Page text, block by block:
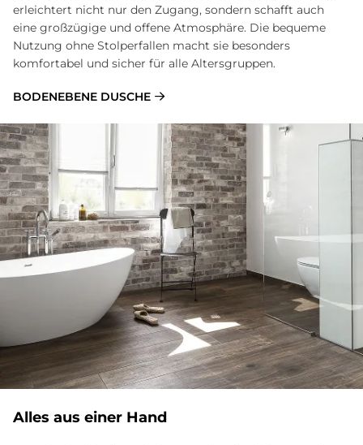
erleichtert nicht nur den Zugang, sondern schafft auch
eine großzügige und offene Atmosphäre. Die bequeme
Nutzung ohne Stolperfallen macht sie besonders
komfortabel und sicher für alle Altersgruppen.
BODENEBENE DUSCHE
Alles aus einer Hand